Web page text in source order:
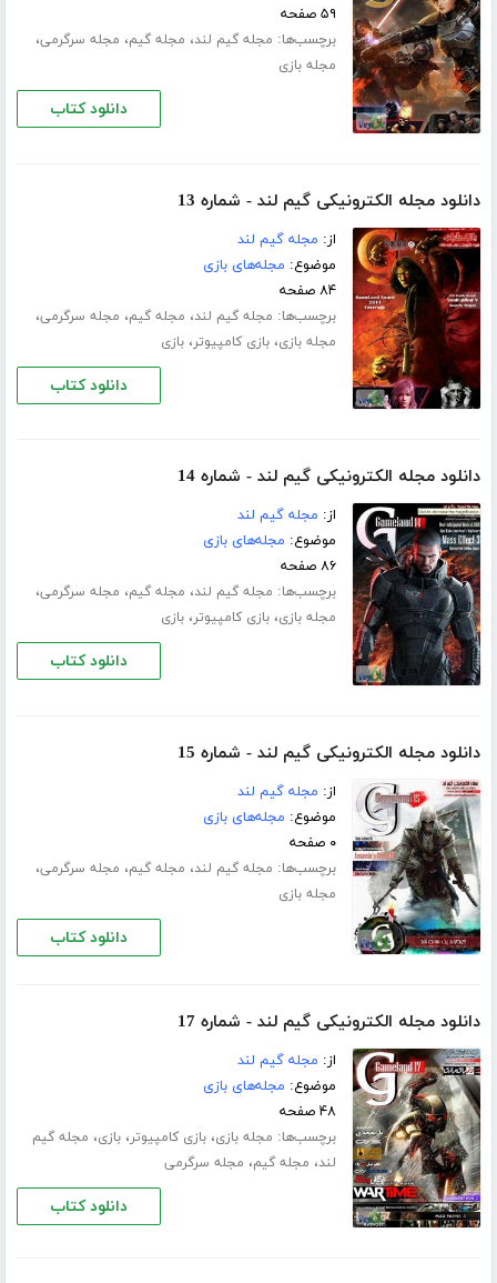
۵۹ صفحه
برچسب‌ها: مجله گیم لند، مجله گیم، مجله سرگرمی،
مجله بازی
دانلود کتاب
دانلود مجله الکترونیکی گیم لند - شماره 13
از: مجله گیم لند
موضوع: مجله‌های بازی
۸۴ صفحه
برچسب‌ها: مجله گیم لند، مجله گیم، مجله سرگرمی،
مجله بازی،بازی کامپیوتر،بازی
دانلود کتاب
دانلود مجله الکترونیکی گیم لند - شماره 14
از: مجله گیم لند
موضوع: مجله‌های بازی
۸۶ صفحه
برچسب‌ها: مجله گیم لند، مجله گیم، مجله سرگرمی،
مجله بازی،بازی کامپیوتر،بازی
دانلود کتاب
دانلود مجله الکترونیکی گیم لند - شماره 15
از: مجله گیم لند
موضوع: مجله‌های بازی
۰ صفحه
برچسب‌ها: مجله گیم لند، مجله گیم، مجله سرگرمی،
مجله بازی
دانلود کتاب
دانلود مجله الکترونیکی گیم لند - شماره 17
از: مجله گیم لند
موضوع: مجله‌های بازی
۴۸ صفحه
برچسب‌ها: مجله بازی،بازی کامپیوتر،بازی، مجله گیم
لند، مجله گیم، مجله سرگرمی
دانلود کتاب